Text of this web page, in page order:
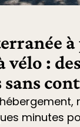
vélo :
sans
minutes